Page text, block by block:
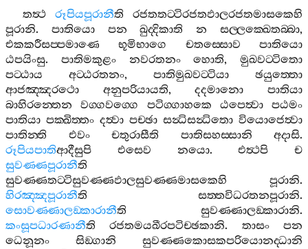
තත්‍ථ
රූපියපූරානීති
රජතතට‍්ටිරජතඵාලරජතමාසකෙහි
පූරානි. පාතියො පන ඛුද‍්දිකාති න සල‍්ලක‍්ඛෙතබ‍්බා,
එකකරීසප‍්පමාණෙ
භූමිභාගෙ චතස‍්සොව
පාතියො
ඨපයිංසු. පාතිමකුළං නවරතනං හොති, මුඛවට‍්ටිතො
පට‍්ඨාය
අට‍්ඨරතනං, පාතිමුඛවට‍්ටියා
ඡයුත‍්තො
ආජඤ‍්ඤරථො
අනුපරියායති,දදමානො
පාතියා
බාහිරන‍්තෙන
වග‍්ගවග‍්ගෙ පටිග‍්ගාහකෙ ඨපෙත්‍වා
පඨමං
පාතියා පක‍්ඛිත‍්තං දත්‍වා පච‍්ඡා සන්‍ධිසන්‍ධිතො වියොජෙත්‍වා
පාතින‍්ති
එවං චතුරාසීති පාතිසහස‍්සානි අදාසි.
රූපියපාතිආදීසුපි එසෙව නයො.එත්‍ථපි
ච
සුවණ‍්ණපූරානීති
සුවණ‍්ණතට‍්ටිසුවණ‍්ණඵාලසුවණ‍්ණමාසකෙහි
පූරානි.
හිරඤ‍්ඤපූරානීති සත‍්තවිධරතනපූරානි.
සොවණ‍්ණාලඞ‍්කාරානීති සුවණ‍්ණාලඞ‍්කාරානි.
කංසූපධාරණානීති රජතමයඛීරපටිච‍්ඡකානි. තාසං
පන
ධෙනූනං
සිඞ‍්ගානි
සුවණ‍්ණකොසකපරියොනද‍්ධානි